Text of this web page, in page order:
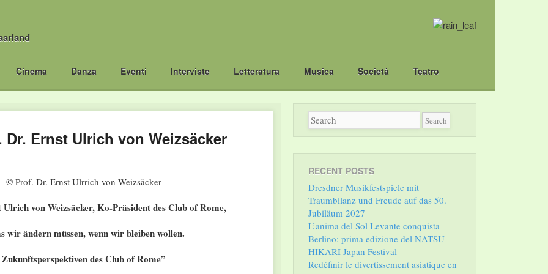
Cinema Danza Eventi Interviste Letteratura Musica Società Teatro
Dr. Ernst Ulrich von Weizsäcker
© Prof. Dr. Ernst Ulrrich von Weizsäcker
von Weizsäcker, Ko-Präsident des Club of Rome,
wir ändern müssen, wenn wir bleiben wollen.
Zukunftsperspektiven des Club of Rome”
RECENT POSTS
Dresdner Musikfestspiele mit
Traumbilanz und Freude auf das 50.
Jubiläum 2027
L’anima del Sol Levante conquista
Berlino: prima edizione del NATSU
HIKARI Japan Festival
Redéfinir le divertissement asiatique en